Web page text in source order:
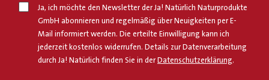
Ja, ich möchte den Newsletter der Ja! Natürlich Naturprodukte
GmbH abonnieren und regelmäßig über Neuigkeiten per E-
Mail informiert werden. Die erteilte Einwilligung kann ich
jederzeit kostenlos widerrufen. Details zur Datenverarbeitung
durch Ja! Natürlich finden Sie in der Datenschutzerklärung.